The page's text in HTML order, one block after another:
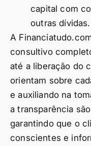
capital com
outras dívidas.
A
consultivo
até a liberação do
orientam sobre
e auxiliando na
a transparência
garantindo que o
conscientes e